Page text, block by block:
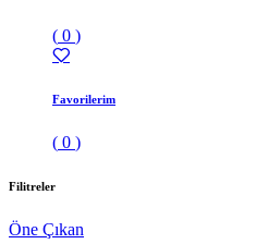
( 0 )
Favorilerim
( 0 )
Filitreler
Öne Çıkan